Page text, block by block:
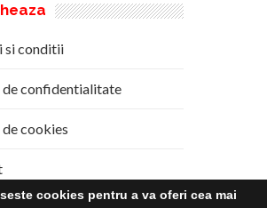
si conditii
confidentialitate
cookies
cookies pentru a va oferi cea mai